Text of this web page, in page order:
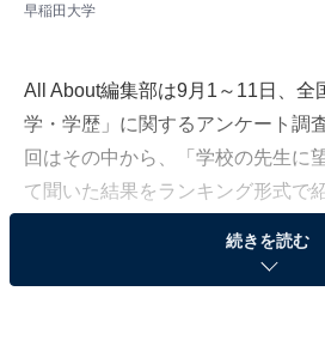
早稲田大学
All About編集部は9月1～11日、全
学・学歴」に関するアンケート調
回はその中から、「学校の先生に
て聞いた結果をランキング形式で
＞20位までのランキング結果
続きを読む